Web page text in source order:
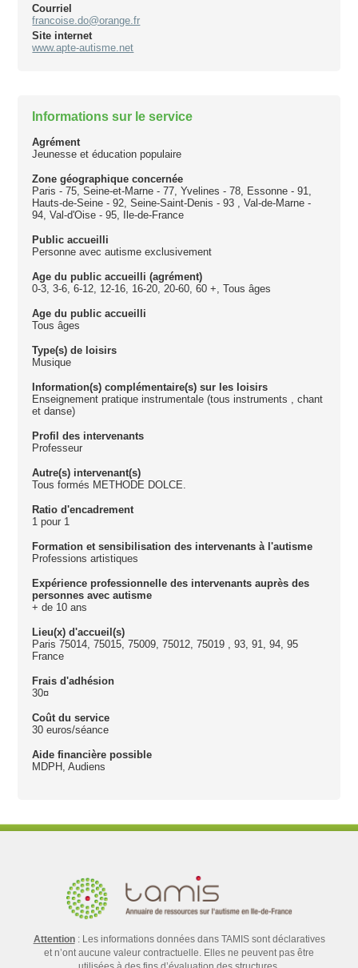
Courriel
francoise.do@orange.fr
Site internet
www.apte-autisme.net
Informations sur le service
Agrément
Jeunesse et éducation populaire
Zone géographique concernée
Paris - 75, Seine-et-Marne - 77, Yvelines - 78, Essonne - 91,
Hauts-de-Seine - 92, Seine-Saint-Denis - 93 , Val-de-Marne -
94, Val-d'Oise - 95, Ile-de-France
Public accueilli
Personne avec autisme exclusivement
Age du public accueilli (agrément)
0-3, 3-6, 6-12, 12-16, 16-20, 20-60, 60 +, Tous âges
Age du public accueilli
Tous âges
Type(s) de loisirs
Musique
Information(s) complémentaire(s) sur les loisirs
Enseignement pratique instrumentale (tous instruments , chant
et danse)
Profil des intervenants
Professeur
Autre(s) intervenant(s)
Tous formés METHODE DOLCE.
Ratio d'encadrement
1 pour 1
Formation et sensibilisation des intervenants à l'autisme
Professions artistiques
Expérience professionnelle des intervenants auprès des
personnes avec autisme
+ de 10 ans
Lieu(x) d'accueil(s)
Paris 75014, 75015, 75009, 75012, 75019 , 93, 91, 94, 95
France
Frais d'adhésion
30¤
Coût du service
30 euros/séance
Aide financière possible
MDPH, Audiens
Attention: Les informations données dans TAMIS sont déclaratives
et n’ont aucune valeur contractuelle. Elles ne peuvent pas être